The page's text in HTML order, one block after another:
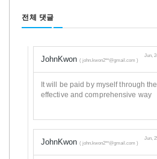
전체 댓글
JohnKwon ( john.kwon2**@gmail.com )
Jun,
It will be paid by myself through
effective and comprehensive way
JohnKwon ( john.kwon2**@gmail.com )
Jun,